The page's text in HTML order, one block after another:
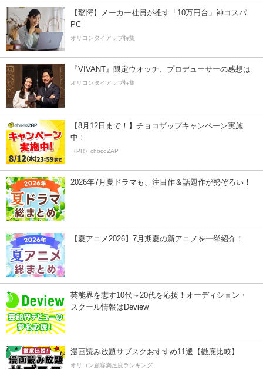
【驚愕】メーカー社員が推す「10万円台」神コスパ
PC
オリコンタイアップ特集
『VIVANT』限定ウオッチ、プロデューサーの感想は
オリコンタイアップ特集
【8月12日まで！】チョコザップキャンペーン実施
中！
（PR）chocoZAP
2026年7月夏ドラマも、注目作＆話題作が勢ぞろい！
【夏アニメ2026】7月期夏の新アニメを一挙紹介！
芸能界を志す10代～20代を応援！オーディション・
スクール情報はDeview
漫画読み放題サブスクおすすめ11選【徹底比較】
オリコン顧客満足度ランキング